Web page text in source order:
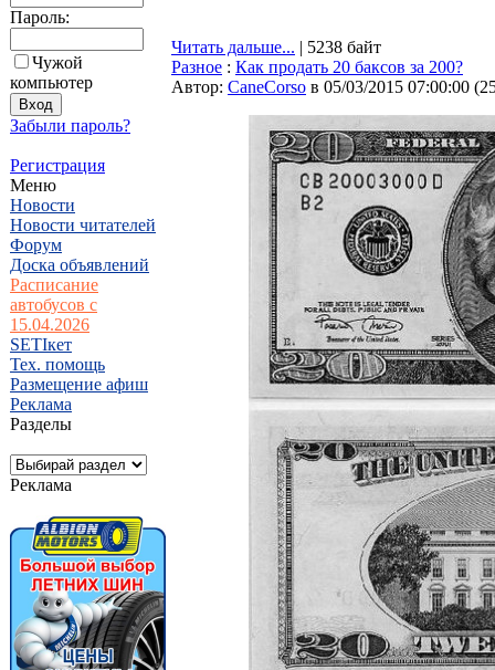
Пароль:
Чужой
компьютер
Забыли пароль?
Регистрация
Меню
Новости
Новости читателей
Форум
Доска объявлений
Расписание
автобусов с
15.04.2026
SETIкет
Тех. помощь
Размещение афиш
Реклама
Разделы
Реклама
Читать дальше... | 5238 байт
Разное : Как продать 20 баксов за 200?
Автор: CaneCorso в 05/03/2015 07:00:00 (